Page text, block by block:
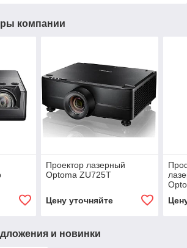
компании
Проектор лазерный
Optoma ZU725T
Цену уточняйте
и новинки